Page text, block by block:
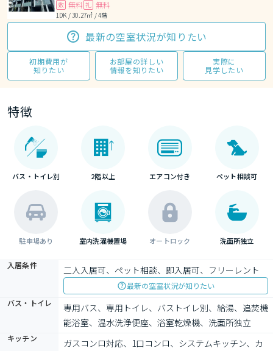
敷 無料 礼 無料
1DK / 30.27㎡ / 4階
最新の空室状況が知りたい
初期費用が
知りたい
お部屋の詳しい
情報を知りたい
実際に
見学したい
特徴
バス・トイレ別 2階以上 エアコン付き ペット相談可
駐車場あり 室内洗濯機置場 オートロック 洗面所独立
入居条件 二人入居可、ペット相談、即入居可、フリーレント
最新の空室状況が知りたい
バス・トイレ
専用バス、専用トイレ、バストイレ別、給湯、追焚機
能浴室、温水洗浄便座、浴室乾燥機、洗面所独立
キッチン
ガスコンロ対応、1口コンロ、システムキッチン、カ